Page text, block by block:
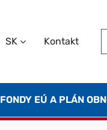
SK Kontakt
FONDY EÚ A PLÁN